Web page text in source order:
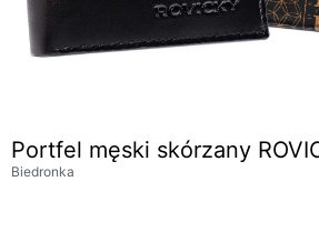
Portfel męski skórzany
Biedronka